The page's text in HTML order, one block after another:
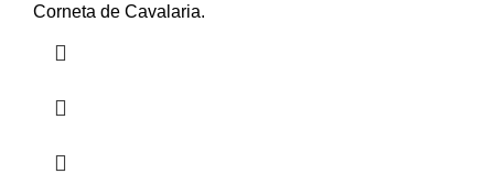
Corneta de Cavalaria.